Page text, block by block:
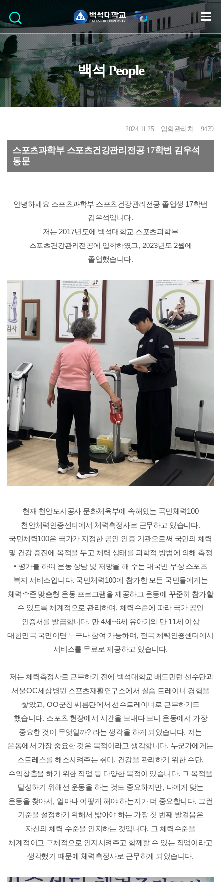
백석 People
2024.11.25 입학관리처 9479
스포츠과학부 스포츠건강관리전공 17학번 김우석
동문
안녕하세요 스포츠과학부 스포츠건강관리전공 졸업생 17학번
김우석입니다.
저는 2017년도에 백석대학교 스포츠과학부
스포츠건강관리전공에 입학하였고, 2023년도 2월에
졸업했습니다.
현재 천안도시공사 문화체육부에 속해있는 국민체력100
천안체력인증센터에서 체력측정사로 근무하고 있습니다.
국민체력100은 국가가 지정한 공인 인증 기관으로써 국민의 체력
및 건강 증진에 목적을 두고 체력 상태를 과학적 방법에 의해 측정
• 평가를 하여 운동 상담 및 처방을 해 주는 대국민 무상 스포츠
복지 서비스입니다. 국민체력100에 참가한 모든 국민들에게는
체력수준 맞춤형 운동 프로그램을 제공하고 운동에 꾸준히 참가할
수 있도록 체계적으로 관리하며 , 체력수준에 따라 국가 공인
인증서를 발급합니다. 만4세 ~6세 유아기와 만 11세 이상
대한민국 국민이면 누구나 참여 가능하며, 전국 체력인증센터에서
서비스를 무료로 제공하고 있습니다.
저는 체력측정사로 근무하기 전에 백석대학교 배드민턴 선수단과
서울OO세상병원 스포츠재활연구소에서 실습 트레이너 경험을
쌓았고, OO군청 씨름단에서 선수트레이너로 근무하기도
했습니다. 스포츠 현장에서 시간을 보내다 보니 운동에서 가장
중요한 것이 무엇일까? 라는 생각을 하게 되었습니다. 저는
운동에서 가장 중요한 것은 목적이라고 생각합니다. 누군가에게는
스트레스를 해소시켜주는 취미 , 건강을 관리하기 위한 수단,
수익창출을 하기 위한 직업 등 다양한 목적이 있습니다. 그 목적을
달성하기 위해선 운동을 하는 것도 중요하지만, 나에게 맞는
운동을 찾아서, 얼마나 어떻게 해야 하는지가 더 중요합니다. 그런
기준을 설정하기 위해서 밟아야 하는 가장 첫 번째 발걸음은
자신의 체력 수준을 인지하는 것입니다. 그 체력수준을
체계적이고 구체적으로 인지시켜주고 함께할 수 있는 직업이라고
생각했기 때문에 체력측정사로 근무하게 되었습니다.